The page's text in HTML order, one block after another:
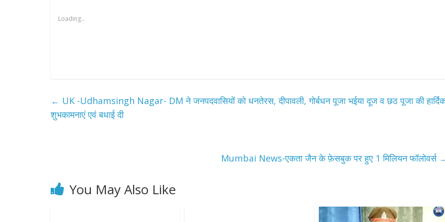
Loading...
← UK -Udhamsingh Nagar- DM ने जनपदवासियों को धनतेरस, दीपावली, गोर्बधन पूजा भईया दूज व छठ पूजा की
शुभकामनाएं एवं बधाई दी
Mumbai News-एकता जैन के फ़ेसबुक पर हुए 1 मिलियन फॉलोवर्स
You May Also Like